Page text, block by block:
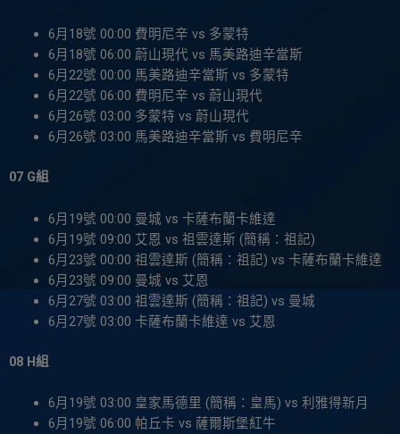
6月18號 00:00 費明尼辛 vs 多蒙特
6月18號 06:00 蔚山現代 vs 馬美路迪辛當斯
6月22號 00:00 馬美路迪辛當斯 vs 多蒙特
6月22號 06:00 費明尼辛 vs 蔚山現代
6月26號 03:00 多蒙特 vs 蔚山現代
6月26號 03:00 馬美路迪辛當斯 vs 費明尼辛
07 G組
6月19號 00:00 曼城 vs 卡薩布蘭卡維達
6月19號 09:00 艾恩 vs 祖雲達斯 (簡稱：祖記)
6月23號 00:00 祖雲達斯 (簡稱：祖記) vs 卡薩布蘭卡維達
6月23號 09:00 曼城 vs 艾恩
6月27號 03:00 祖雲達斯 (簡稱：祖記) vs 曼城
6月27號 03:00 卡薩布蘭卡維達 vs 艾恩
08 H組
6月19號 03:00 皇家馬德里 (簡稱：皇馬) vs 利雅得新月
6月19號 06:00 帕丘卡 vs 薩爾斯堡紅牛